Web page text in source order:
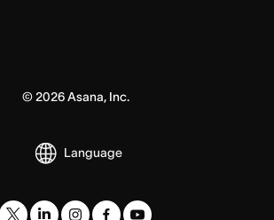
©2026Asana, Inc.
Language